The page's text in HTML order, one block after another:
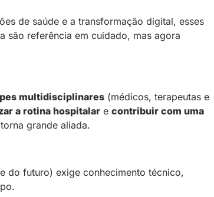
de saúde e a transformação digital, esses
são referência em cuidado, mas agora
multidisciplinares (médicos, terapeutas e
a rotina hospitalar e contribuir com uma
grande aliada.
do futuro) exige conhecimento técnico,